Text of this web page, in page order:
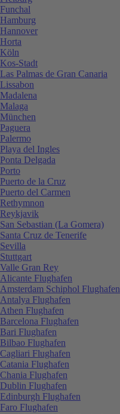
Funchal
Hamburg
Hannover
Horta
Köln
Kos-Stadt
Las Palmas de Gran Canaria
Lissabon
Madalena
Malaga
München
Paguera
Palermo
Playa del Ingles
Ponta Delgada
Porto
Puerto de la Cruz
Puerto del Carmen
Rethymnon
Reykjavik
San Sebastian (La Gomera)
Santa Cruz de Tenerife
Sevilla
Stuttgart
Valle Gran Rey
Alicante Flughafen
Amsterdam Schiphol Flughafen
Antalya Flughafen
Athen Flughafen
Barcelona Flughafen
Bari Flughafen
Bilbao Flughafen
Cagliari Flughafen
Catania Flughafen
Chania Flughafen
Dublin Flughafen
Edinburgh Flughafen
Faro Flughafen